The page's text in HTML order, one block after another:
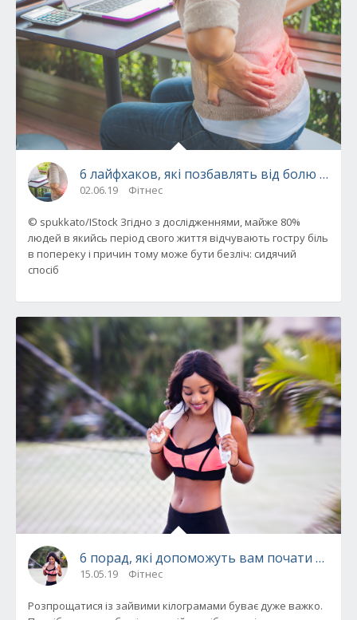
6 лайфхаков, які позбавлять від болю в
02.06.19 Фітнес
© spukkato/IStock Згідно з дослідженнями, майже 80%
людей в якийсь період свого життя відчувають гостру біль
в попереку і причин тому може бути безліч: сидячий
спосіб
6 порад, які допоможуть вам почати
15.05.19 Фітнес
Розпрощатися із зайвими кілограмами буває дуже важко.